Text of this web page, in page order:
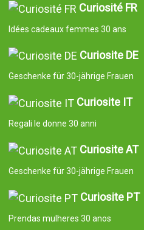
Curiosité FR
Idées cadeaux femmes 30 ans
Curiosite DE
Geschenke für 30-jährige Frauen
Curiosite IT
Regali le donne 30 anni
Curiosite AT
Geschenke für 30-jährige Frauen
Curiosite PT
Prendas mulheres 30 anos